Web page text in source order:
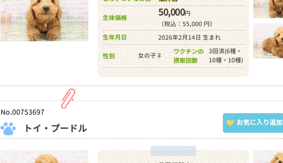
生体価格 50,000円
（税込：55,000 円）
生年月日
2026年2月14日 生まれ
性別 女の子♀
ワクチンの
摂取回数
3回済(6種・
10種・10種)
No.00753697
トイ・プードル お気に入り追加